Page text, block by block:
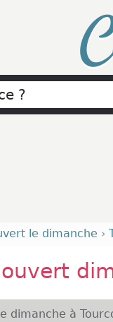
le dimanche ›
dimanche à